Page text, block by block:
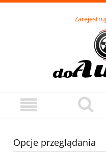
Opcje przeglądania